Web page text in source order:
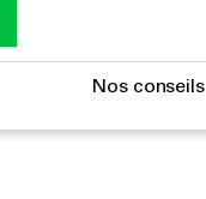
Nos conseils